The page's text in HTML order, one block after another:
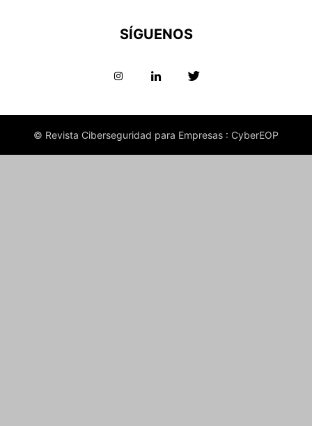
SÍGUENOS
© Revista Ciberseguridad para Empresas : CyberEOP